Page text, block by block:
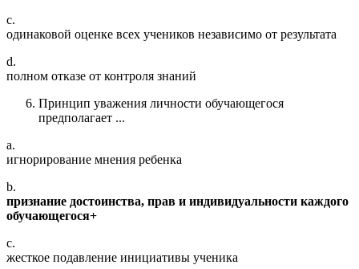
c.
одинаковой оценке всех учеников независимо от результата
d.
полном отказе от контроля знаний
Принцип уважения личности обучающегося
предполагает ...
a.
игнорирование мнения ребенка
b.
признание достоинства, прав и индивидуальности каждого
обучающегося+
c.
жесткое подавление инициативы ученика